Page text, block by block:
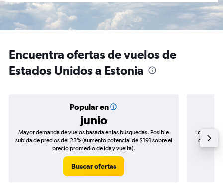
Encuentra ofertas de vuelos de
Estados Unidos a Estonia
Popular en
junio
Mayor demanda de vuelos basada en las búsquedas. Posible
subida de precios del 23% (aumento potencial de $191 sobre el
precio promedio de ida y vuelta).
Buscar ofertas
Los
de